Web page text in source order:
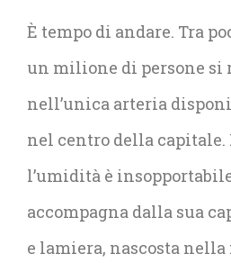
È tempo di andare. Tra
un milione di persone si
nell’unica arteria
nel centro della
l’umidità è
accompagna dalla sua
e lamiera, nascosta